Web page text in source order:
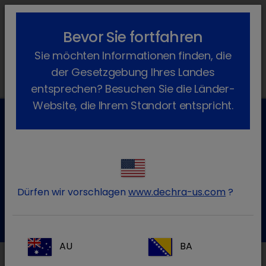
lock_outline search menu
November
Kontaktieren Sie unseren Kundenservice.
Zum Kontaktformular
Bevor Sie fortfahren
Sie möchten Informationen finden, die
der Gesetzgebung Ihres Landes
entsprechen? Besuchen Sie die Länder-
Website, die Ihrem Standort entspricht.
Dürfen wir vorschlagenwww.dechra-us.com ?
AU BA